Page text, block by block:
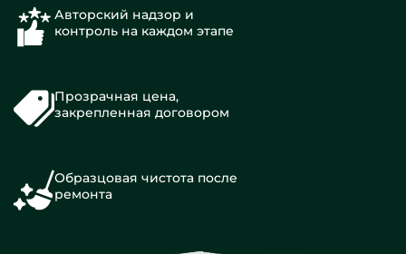
Авторский надзор и
контроль на каждом этапе
Прозрачная цена,
закрепленная договором
Образцовая чистота после
ремонта